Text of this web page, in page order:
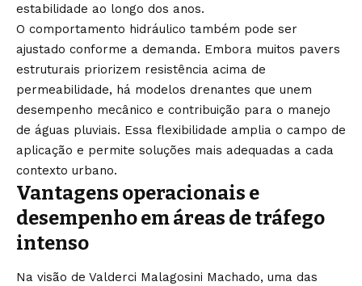
estabilidade ao longo dos anos.
O comportamento hidráulico também pode ser
ajustado conforme a demanda. Embora muitos pavers
estruturais priorizem resistência acima de
permeabilidade, há modelos drenantes que unem
desempenho mecânico e contribuição para o manejo
de águas pluviais. Essa flexibilidade amplia o campo de
aplicação e permite soluções mais adequadas a cada
contexto urbano.
Vantagens operacionais e
desempenho em áreas de tráfego
intenso
Na visão de Valderci Malagosini Machado, uma das